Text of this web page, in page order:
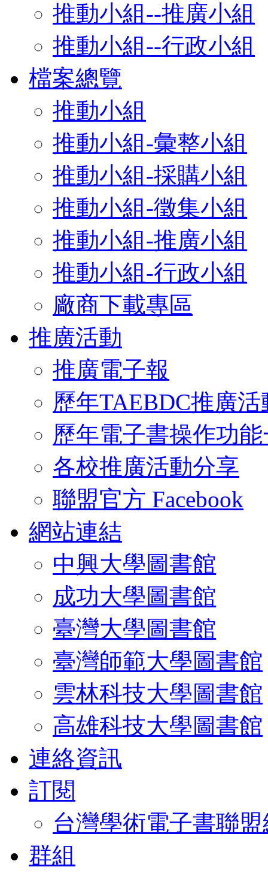
推動小組--推廣小組
推動小組--行政小組
檔案總覽
推動小組
推動小組-彙整小組
推動小組-採購小組
推動小組-徵集小組
推動小組-推廣小組
推動小組-行政小組
廠商下載專區
推廣活動
推廣電子報
歷年TAEBDC推廣活
歷年電子書操作功
各校推廣活動分享
聯盟官方 Facebook
網站連結
中興大學圖書館
成功大學圖書館
臺灣大學圖書館
臺灣師範大學圖書館
雲林科技大學圖書館
高雄科技大學圖書館
連絡資訊
訂閱
台灣學術電子書聯
群組